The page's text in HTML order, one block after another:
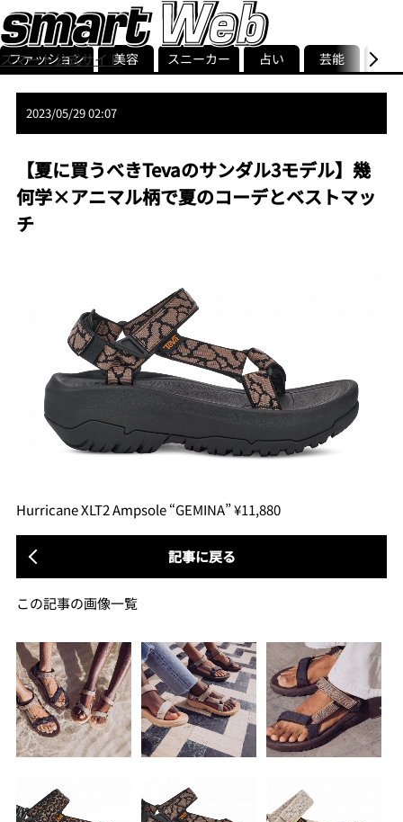
スマート公式サイト
smart最新号
記事一覧ランキング
ストリ
ファッション 美容 スニーカー 占い 芸能 グル
2023/05/29 02:07
【夏に買うべきTevaのサンダル3モデル】幾
何学×アニマル柄で夏のコーデとベストマッ
チ
Hurricane XLT2 Ampsole “GEMINA” ¥11,880
記事に戻る
この記事の画像一覧